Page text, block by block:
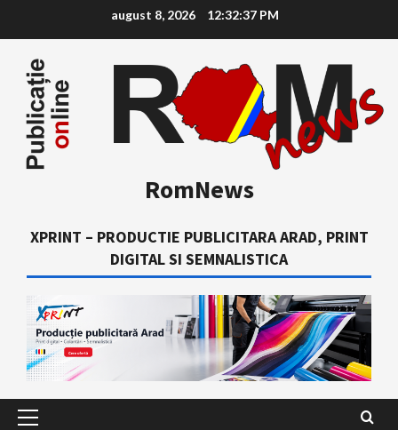
content
august 8, 2026 12:32:38 PM
RomNews
XPRINT – PRODUCTIE PUBLICITARA ARAD, PRINT
DIGITAL SI SEMNALISTICA
Primary